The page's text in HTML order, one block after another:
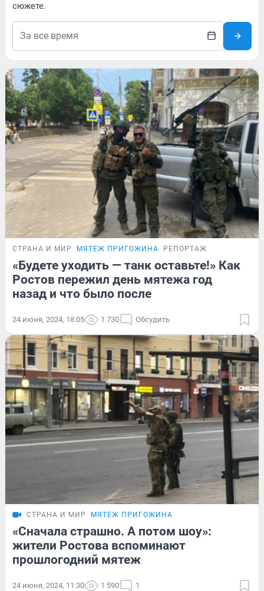
сюжете.
СТРАНА И МИР МЯТЕЖ ПРИГОЖИНА РЕПОРТАЖ
«Будете уходить — танк оставьте!» Как
Ростов пережил день мятежа год
назад и что было после
24 июня, 2024, 18:05 1 730 Обсудить
СТРАНА И МИР МЯТЕЖ ПРИГОЖИНА
«Сначала страшно. А потом шоу»:
жители Ростова вспоминают
прошлогодний мятеж
24 июня, 2024, 11:30 1 590 1